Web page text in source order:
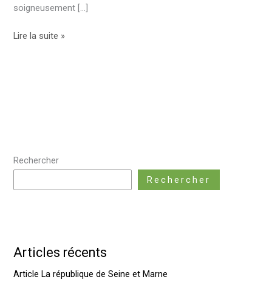
soigneusement […]
Des
Lire la suite »
Rechercher
Rechercher
Articles récents
Article La république de Seine et Marne